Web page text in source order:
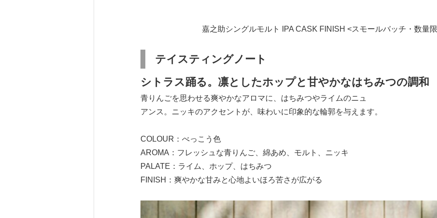
嘉之助シングルモルト IPA CASK FINISH <スモールバッチ・数量
テイスティングノート
シトラス踊る。凛としたホップと甘やかなはちみつの調和
青りんごを思わせる爽やかなアロマに、はちみつやライムのニュ
アンス。ニッキのアクセントが、味わいに印象的な輪郭を与えます。
COLOUR：べっこう色
AROMA：フレッシュな青りんご、綿あめ、モルト、ニッキ
PALATE：ライム、ホップ、はちみつ
FINISH：爽やかな甘みと心地よいほろ苦さが広がる